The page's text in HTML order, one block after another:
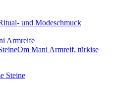
und Modeschmuck
Armreife
Om Mani Armreif, türkise